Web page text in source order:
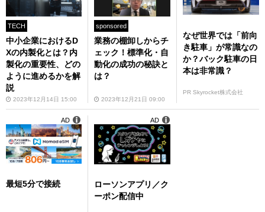
TECH
中小企業におけるD
Xの内製化とは？内
製化の重要性、どの
ように進めるかを解
説
2023年12月14日 15:00
sponsored
業務の棚卸しからチ
ェック！標準化・自
動化の成功の秘訣と
は？
2023年12月21日 09:00
なぜ世界では「前向
き駐車」が常識なの
か？バック駐車の日
本は非常識？
PR Skyrocket株式会社
最短5分で接続
AD
ローソンアプリ／ク
ーポン配信中
AD